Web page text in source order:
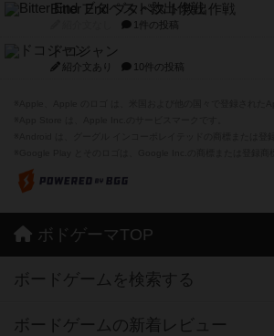
Bitter End ブタペスト救出作戦
1件の投稿
ドコジャン
紹介文あり 10件の投稿
ボドゲーマTOP
ボードゲームを検索する
ボードゲームの新着レビュー